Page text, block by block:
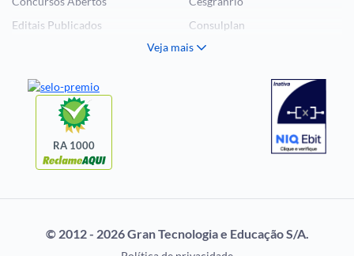
Editais Publicados
Questões de Concurso
Consulplan
FCC
CONCURSOS POR
EXAME DE ORDEM
OAB
Prova OAB
Veja mais
RA 1000
© 2012 - 2026 Gran Tecnologia e Educação S/A.